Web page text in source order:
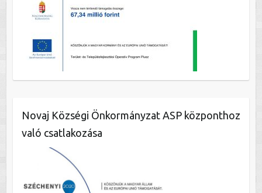
Novaj Községi Önkormányzat ASP központhoz
való csatlakozása